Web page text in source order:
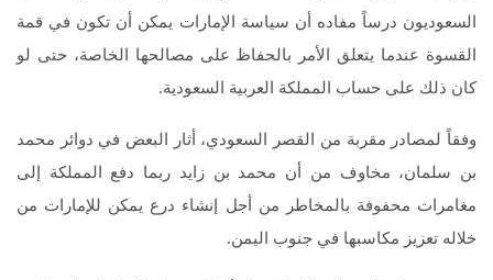
السعوديون درساً مفاده أن سياسة الإمارات يمكن أن تكون في قمة
القسوة عندما يتعلق الأمر بالحفاظ على مصالحها الخاصة، حتى لو
كان ذلك على حساب المملكة العربية السعودية.
وفقاً لمصادر مقربة من القصر السعودي، أثار البعض في دوائر محمد
بن سلمان، مخاوف من أن محمد بن زايد ربما دفع المملكة إلى
مغامرات محفوفة بالمخاطر من أجل إنشاء درع يمكن للإمارات من
خلاله تعزيز مكاسبها في جنوب اليمن.